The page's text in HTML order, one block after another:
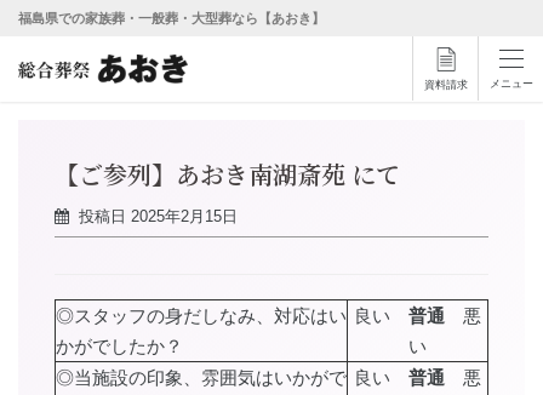
福島県での家族葬・一般葬・大型葬なら【あおき】
資料請求 メニュー
【ご参列】あおき南湖斎苑 にて
投稿日 2025年2月15日
◎スタッフの身だしなみ、対応はい
かがでしたか？
良い 普通 悪
い
◎当施設の印象、雰囲気はいかがで 良い 普通 悪